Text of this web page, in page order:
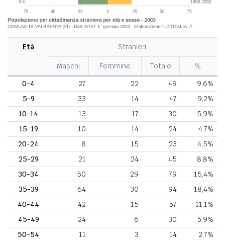
Età Stranieri
Maschi Femmine Totale
%
0-4
27 22 49
9,6%
5-9
33 14 47
9,2%
10-14
13 17 30
5,9%
15-19
10 14 24
4,7%
20-24
8 15 23
4,5%
25-29
21 24 45
8,8%
30-34
50 29 79
15,4%
35-39
64 30 94
18,4%
40-44
42 15 57
11,1%
45-49
24 6 30
5,9%
50-54
11 3 14
2,7%